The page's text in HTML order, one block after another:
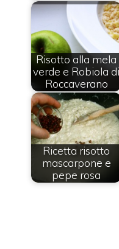
Risotto alla mela
verde e Robiola di
Roccaverano
Ricetta risotto
mascarpone e
pepe rosa